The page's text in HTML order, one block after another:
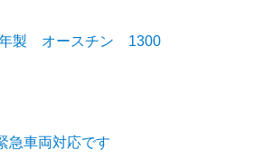
製 オースチン 1300
急車両対応です